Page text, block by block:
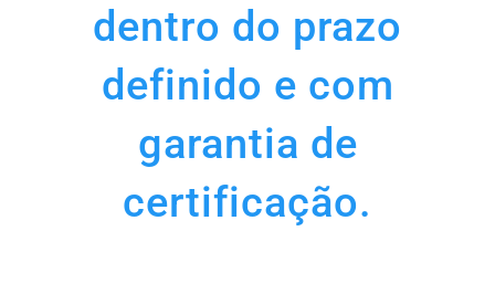
dentro do prazo
definido e com
garantia de
certificação.